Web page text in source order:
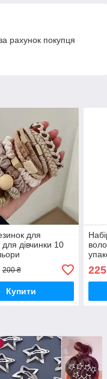
рахунок покупця
для
дівчинки 10
200 ₴
Купити
225